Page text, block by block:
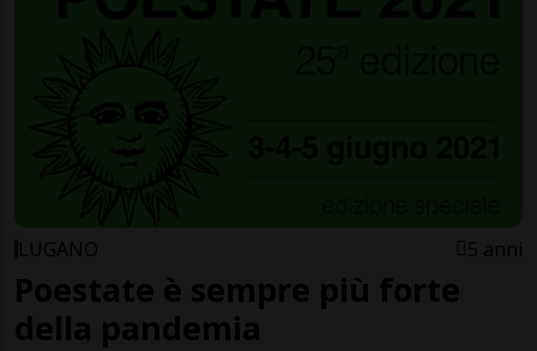
LUGANO 5 anni
Poestate è sempre più forte
della pandemia